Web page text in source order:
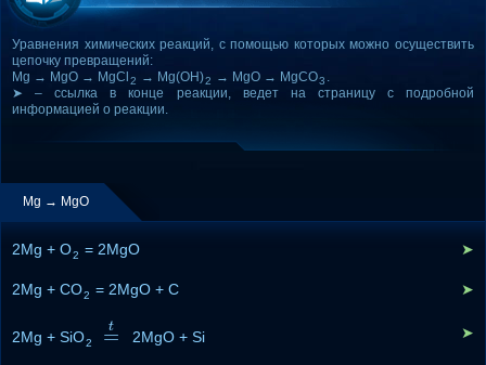
Уравнения химических реакций, с помощью которых можно осуществить
цепочку превращений:
Mg → MgO → MgCl 2 → Mg(OH)2 → MgO → MgCO3 .
➤ – ссылка в конце реакции, ведет на страницу с подробной
информацией о реакции.
Mg → MgO
2Mg + O2 = 2MgO ➤
2Mg + CO2 = 2MgO + C ➤
2Mg + SiO2 =
t
=t 2MgO + Si ➤